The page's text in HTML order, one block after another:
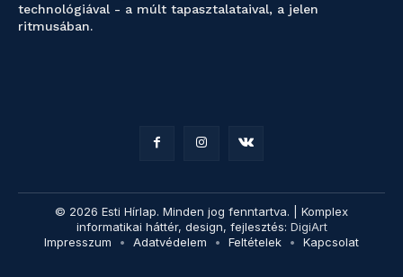
technológiával - a múlt tapasztalataival, a jelen
ritmusában.
© 2026 Esti Hírlap. Minden jog fenntartva. | Komplex
informatikai háttér, design, fejlesztés: DigiArt
Impresszum
Adatvédelem Feltételek Kapcsolat